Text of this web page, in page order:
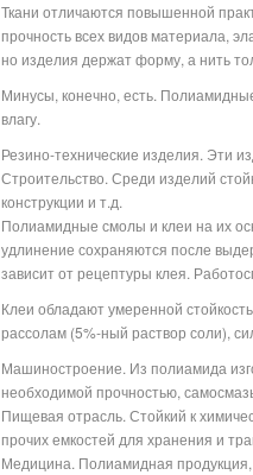
Ткани отличаются повышенной
прочность всех видов материала,
но изделия держат форму, а нить
Минусы, конечно, есть.
влагу.
Резино-технические изделия. Эти
Строительство. Среди изделий
конструкции и т.д.
Полиамидные смолы и клеи на их
удлинение сохраняются после
зависит от рецептуры клея.
Клеи обладают умеренной
рассолам (5%-ный раствор соли),
Машиностроение. Из полиамида
необходимой прочностью,
Пищевая отрасль. Стойкий к
прочих емкостей для хранения и
Медицина. Полиамидная